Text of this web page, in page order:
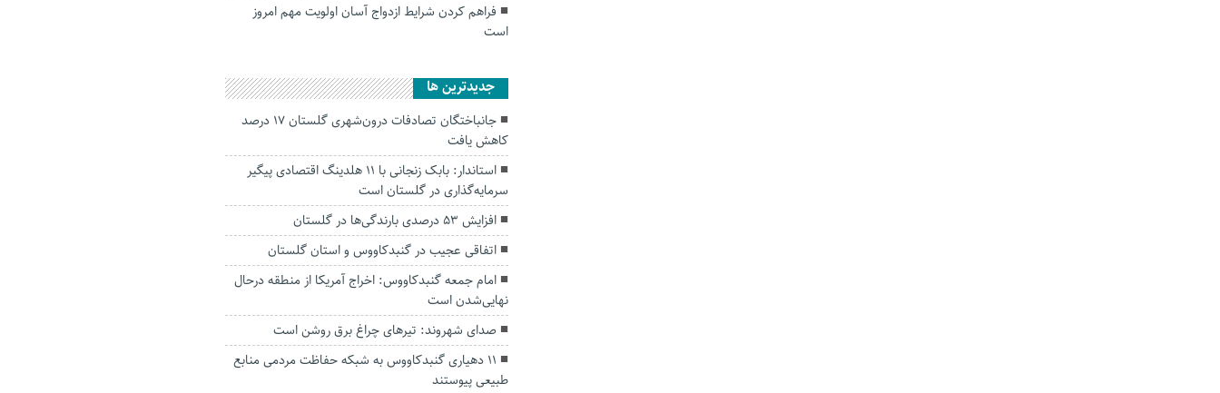
فراهم کردن شرایط ازدواج آسان اولویت مهم امروز
است
جديدترين ها
جانباختگان تصادفات درون‌شهری گلستان ۱۷ درصد
کاهش یافت
استاندار: بابک زنجانی با ۱۱ هلدینگ اقتصادی پیگیر
سرمایه‌گذاری در گلستان است
افزایش ۵۳ درصدی بارندگی‌ها در گلستان
اتفاقی عجیب در‌ گنبدکاووس و استان گلستان
امام جمعه گنبدکاووس: اخراج آمریکا از منطقه درحال
نهایی‌شدن است
صدای شهروند: تیرهای چراغ برق روشن است
۱۱ دهیاری گنبدکاووس به شبکه حفاظت مردمی منابع
طبیعی پیوستند